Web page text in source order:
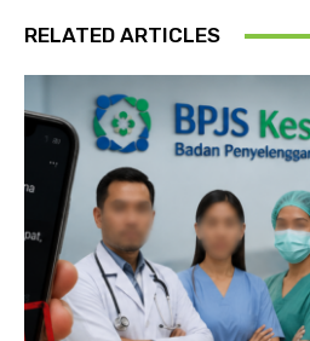
RELATED ARTICLES